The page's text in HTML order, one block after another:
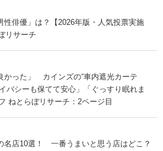
性俳優」は？【2026年版・人気投票実施
リサーチ
かった」 カインズの“車内遮光カーテ
バシーも保てて安心」「ぐっすり眠れま
ねとらぼリサーチ：2ページ目
名店10選！ 一番うまいと思う店はどこ？